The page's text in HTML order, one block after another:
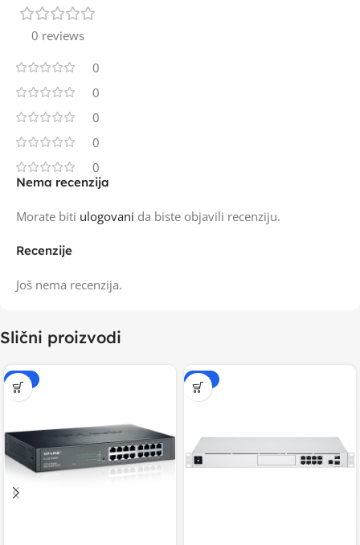
0 reviews
0
0
0
0
0
Recenzije
Još nema recenzija.
Nema recenzija
Morate biti ulogovani da biste objavili recenziju.
Slični proizvodi
-20% -20%